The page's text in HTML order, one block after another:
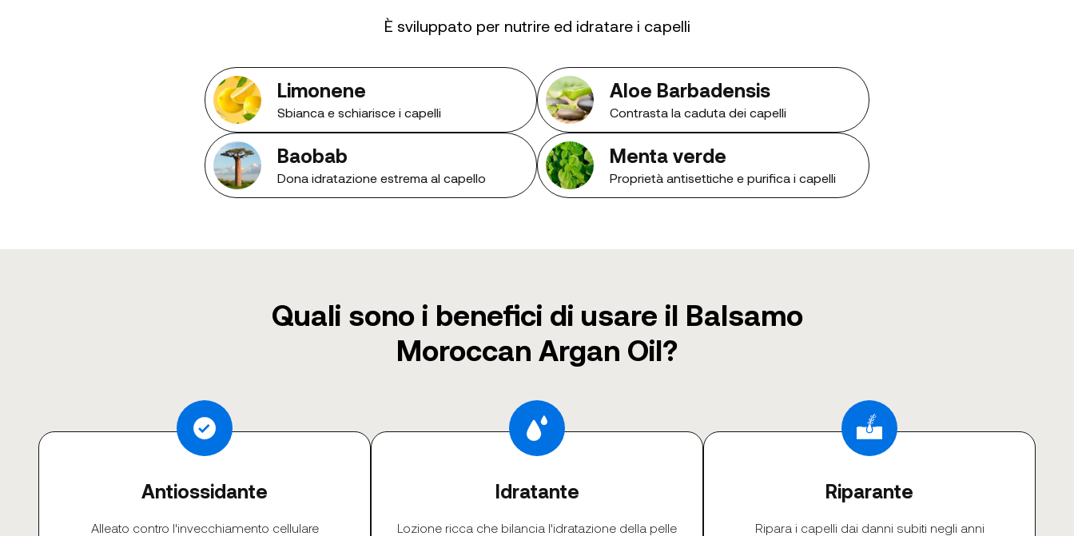
È sviluppato per nutrire ed idratare i capelli
Limonene
Sbianca e schiarisce i capelli
Aloe Barbadensis
Contrasta la caduta dei capelli
Baobab
Dona idratazione estrema al capello
Menta verde
Proprietà antisettiche e purifica i capelli
Quali sono i benefici di usare il Balsamo
Moroccan Argan Oil?
Antiossidante
Alleato contro l'invecchiamento cellulare
Idratante
Lozione ricca che bilancia l'idratazione della pelle
Riparante
Ripara i capelli dai danni subiti negli anni